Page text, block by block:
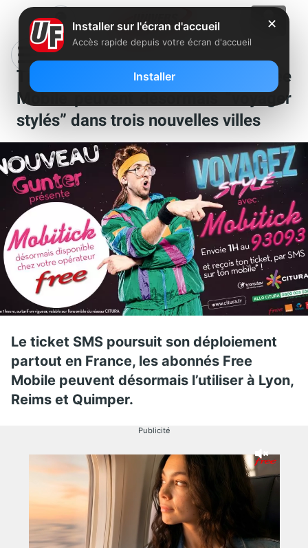
Ticket SMS : les abonnés Free
Mobile peuvent désormais “voyager
stylés” dans trois nouvelles villes
Le ticket SMS poursuit son déploiement
partout en France, les abonnés Free
Mobile peuvent désormais l’utiliser à Lyon,
Reims et Quimper.
Publicité
✕
Installer sur l'écran d'accueil
Accès rapide depuis votre écran d'accueil
Installer